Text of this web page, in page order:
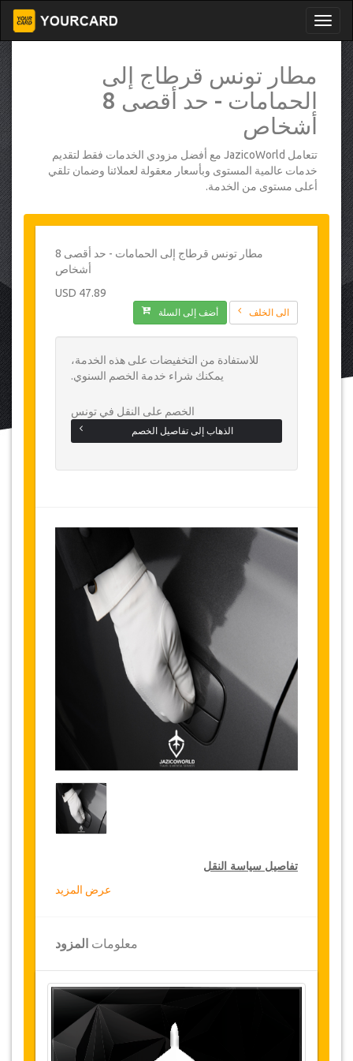
مطار تونس قرطاج إلى
الحمامات - حد أقصى 8
أشخاص
تتعامل JazicoWorld مع أفضل مزودي الخدمات فقط لتقديم
خدمات عالمية المستوى وبأسعار معقولة لعملائنا وضمان تلقي
أعلى مستوى من الخدمة.
مطار تونس قرطاج إلى الحمامات - حد أقصى 8
أشخاص
47.89 USD
الى الخلف أضف إلى السلة
للاستفادة من التخفيضات على هذه الخدمة،
يمكنك شراء خدمة الخصم السنوي.
الخصم على النقل في تونس
الذهاب إلى تفاصيل الخصم
تفاصيل سياسة النقل
على النقل في جميع أنحاء تونس ولمدة 12 شهرا،
للحصول على الخصم الخاص بك على النقل، انقر على
زر "الذهاب إلى تفاصيل الخصم" الموجود أعلاه.
التغييرات على الحجوزات قد تكون ممكنة إذا تم
عرض المزيد
معلومات المزود